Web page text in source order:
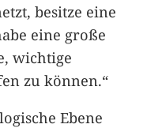
besitze eine
eine große
wichtige
zu können.“
Ebene